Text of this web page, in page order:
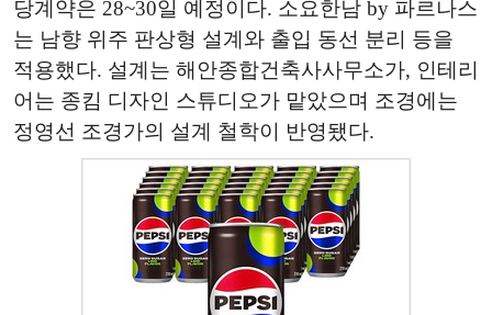
당계약은 28~30일 예정이다. 소요한남 by 파르나스
는 남향 위주 판상형 설계와 출입 동선 분리 등을
적용했다. 설계는 해안종합건축사사무소가, 인테리
어는 종킴 디자인 스튜디오가 맡았으며 조경에는
정영선 조경가의 설계 철학이 반영됐다.